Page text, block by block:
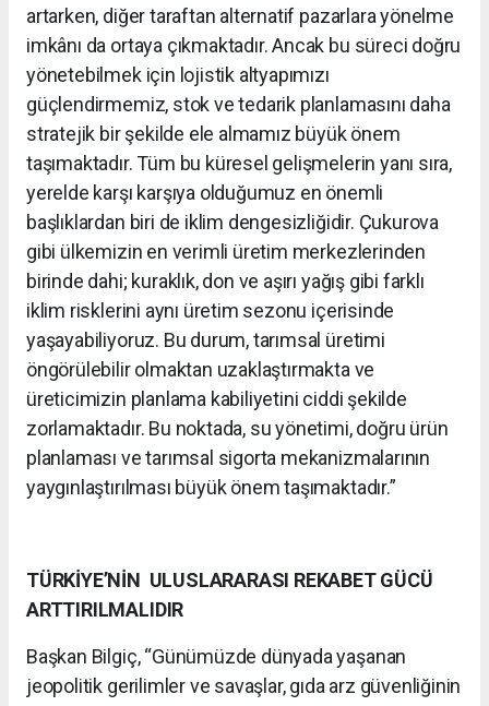
artarken, diğer taraftan alternatif pazarlara yönelme
imkânı da ortaya çıkmaktadır. Ancak bu süreci doğru
yönetebilmek için lojistik altyapımızı
güçlendirmemiz, stok ve tedarik planlamasını daha
stratejik bir şekilde ele almamız büyük önem
taşımaktadır. Tüm bu küresel gelişmelerin yanı sıra,
yerelde karşı karşıya olduğumuz en önemli
başlıklardan biri de iklim dengesizliğidir. Çukurova
gibi ülkemizin en verimli üretim merkezlerinden
birinde dahi; kuraklık, don ve aşırı yağış gibi farklı
iklim risklerini aynı üretim sezonu içerisinde
yaşayabiliyoruz. Bu durum, tarımsal üretimi
öngörülebilir olmaktan uzaklaştırmakta ve
üreticimizin planlama kabiliyetini ciddi şekilde
zorlamaktadır. Bu noktada, su yönetimi, doğru ürün
planlaması ve tarımsal sigorta mekanizmalarının
yaygınlaştırılması büyük önem taşımaktadır.”
TÜRKİYE’NİN ULUSLARARASI REKABET GÜCÜ
ARTTIRILMALIDIR
Başkan Bilgiç, “Günümüzde dünyada yaşanan
jeopolitik gerilimler ve savaşlar, gıda arz güvenliğinin